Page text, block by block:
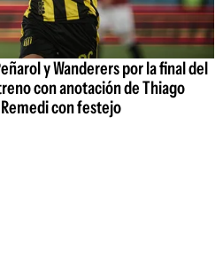
y Wanderers por la final del
con anotación de Thiago
con festejo